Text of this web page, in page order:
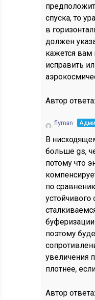
спуска, то
в
должен
кажется вам
исправить
Автор ответа:
flyman
В
больше gs,
потому что
по
устойчивого
поэтому
увеличения
плотнее,
Автор ответа: